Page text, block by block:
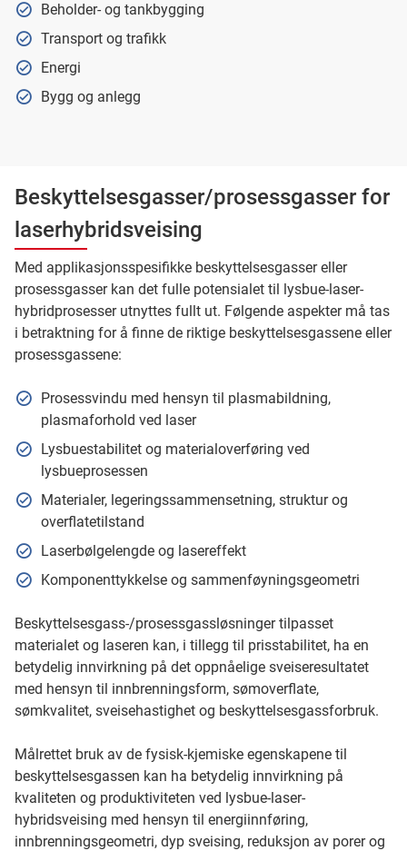
Beholder- og tankbygging
Transport og trafikk
Energi
Bygg og anlegg
Beskyttelsesgasser/prosessgasser for
laserhybridsveising
Med applikasjonsspesifikke beskyttelsesgasser eller
prosessgasser kan det fulle potensialet til lysbue-laser-
hybridprosesser utnyttes fullt ut. Følgende aspekter må tas
i betraktning for å finne de riktige beskyttelsesgassene eller
prosessgassene:
Prosessvindu med hensyn til plasmabildning,
plasmaforhold ved laser
Lysbuestabilitet og materialoverføring ved
lysbueprosessen
Materialer, legeringssammensetning, struktur og
overflatetilstand
Laserbølgelengde og lasereffekt
Komponenttykkelse og sammenføyningsgeometri
Beskyttelsesgass-/prosessgassløsninger tilpasset
materialet og laseren kan, i tillegg til prisstabilitet, ha en
betydelig innvirkning på det oppnåelige sveiseresultatet
med hensyn til innbrenningsform, sømoverflate,
sømkvalitet, sveisehastighet og beskyttelsesgassforbruk.
Målrettet bruk av de fysisk-kjemiske egenskapene til
beskyttelsesgassen kan ha betydelig innvirkning på
kvaliteten og produktiviteten ved lysbue-laser-
hybridsveising med hensyn til energiinnføring,
innbrenningsgeometri, dyp sveising, reduksjon av porer og